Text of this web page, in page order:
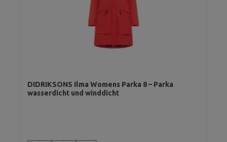
DIDRIKSONS Ilma Womens Parka 8 – Parka
wasserdicht und winddicht